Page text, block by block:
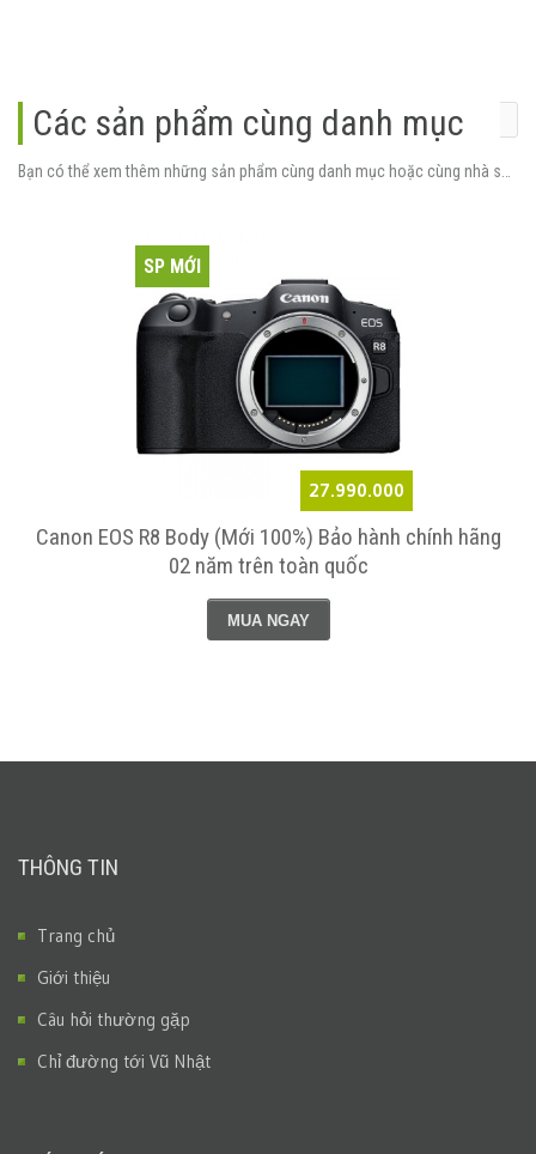
Các sản phẩm cùng danh mục
27.990.000
SP MỚI
Canon EOS R8 Body (Mới 100%) Bảo hành chính hãng
02 năm trên toàn quốc
MUA NGAY
THÔNG TIN
Trang chủ
Giới thiệu
Câu hỏi thường gặp
Chỉ đường tới Vũ Nhật